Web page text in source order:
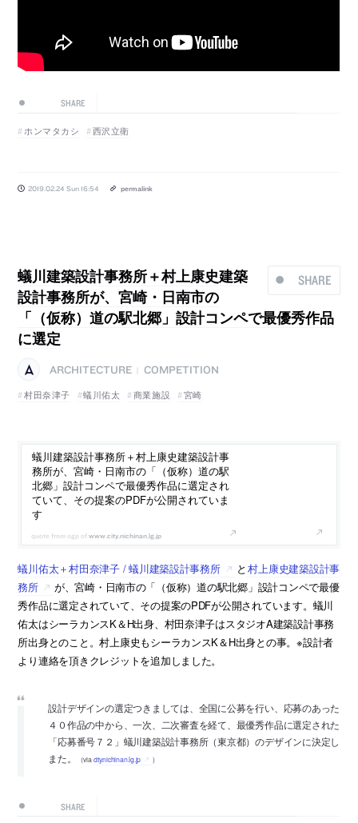
SHARE
ホンマタカシ 西沢立衛
2019.02.24 Sun 16:54 permalink
SHARE
蟻川建築設計事務所＋村上康史建築
設計事務所が、宮崎・日南市の
「（仮称）道の駅北郷」設計コンペで最優秀作品
に選定
ARCHITECTURE
COMPETITION
村田奈津子
蟻川佑太 商業施設 宮崎
蟻川建築設計事務所＋村上康史建築設計事
務所が、宮崎・日南市の「（仮称）道の駅
北郷」設計コンペで最優秀作品に選定され
ていて、その提案のPDFが公開されていま
す
www.city.nichinan.lg.jp
蟻川佑太＋村田奈津子 / 蟻川建築設計事務所 と 村上康史建築設計事
務所
が、宮崎・日南市の「（仮称）道の駅北郷」設計コンペで最優
秀作品に選定されていて、その提案のPDFが公開されています。蟻川
佑太はシーラカンスK＆H出身、村田奈津子はスタジオA建築設計事務
所出身とのこと。村上康史もシーラカンスK＆H出身との事。※設計者
より連絡を頂きクレジットを追加しました。
設計デザインの選定つきましては、全国に公募を行い、応募のあった
４０作品の中から、一次、二次審査を経て、最優秀作品に選定された
「応募番号７２」蟻川建築設計事務所（東京都）のデザインに決定し
また。
（via city.nichinan.lg.jp ）
SHARE